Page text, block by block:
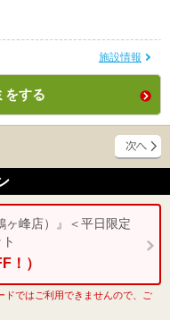
施設情報
をする
ヶ峰店）』＜平日限定
！）
ドではご利用できませんので、ご